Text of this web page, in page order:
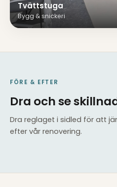
Tvättstuga
Bygg & snickeri
FÖRE & EFTER
Dra och se
Dra reglaget i sidled för att
efter vår renovering.